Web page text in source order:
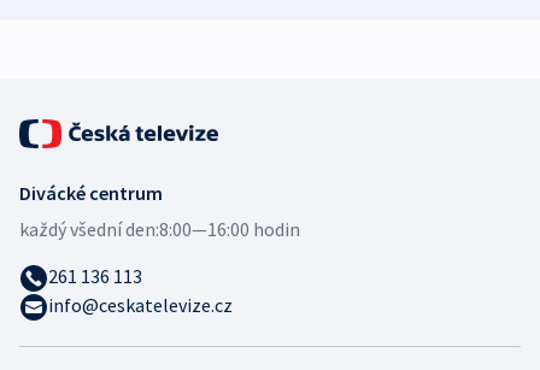
Divácké centrum
každý všední den:8:00—16:00 hodin
261 136 113
info@ceskatelevize.cz